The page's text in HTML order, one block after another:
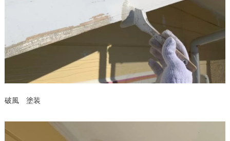
破風 塗装